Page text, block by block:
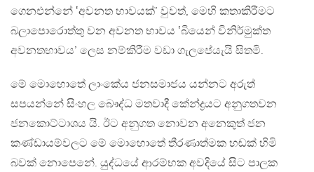
ගෙනඑන්නේ ‛අවනත භාවයක්’ වුවත්, මෙහි කතාකිරීමට
බලාපොරොත්තු වන අවනත භාවය ‛බියෙන් විනිර්මුක්ත
අවනතභාවය’ ලෙස නම්කිරීම වඩා ගැලපේයැයි සිතමි.
මේ මොහොතේ ලාංකේය ජනසමාජය යන්නට අරුත්
සපයන්නේ සිංහල බෞද්ධ මතවාදී කේන්ද්‍රයට අනුගතවන
ජනකොට්ටාශය යි. ඊට අනුගත නොවන අනෙකුත් ජන
කණ්ඩායම්වලට මේ මොහොතේ තීරණාත්මක හඬක් හිමි
බවක් නොපෙනේ. යුද්ධයේ ආරම්භක අවදියේ සිට පාලක